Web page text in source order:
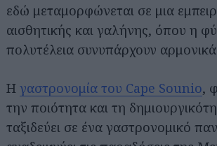
εδώ μεταμορφώνεται σε μια
αισθητικής και γαλήνης, όπου η
πολυτέλεια συνυπάρχουν
Η γαστρονομία του Cape Sounio,
την ποιότητα και τη
ταξιδεύει σε ένα γαστρονομικό